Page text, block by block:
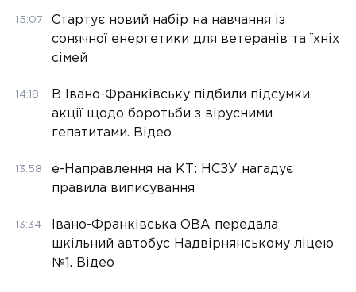
15:07
Стартує новий набір на навчання із
сонячної енергетики для ветеранів та їхніх
сімей
14:18
В Івано-Франківську підбили підсумки
акції щодо боротьби з вірусними
гепатитами. Відео
13:58
е-Направлення на КТ: НСЗУ нагадує
правила виписування
13:34
Івано-Франківська ОВА передала
шкільний автобус Надвірнянському ліцею
№1. Відео